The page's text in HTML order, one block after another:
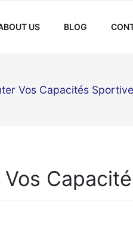
US BLOG
Vos Capacités